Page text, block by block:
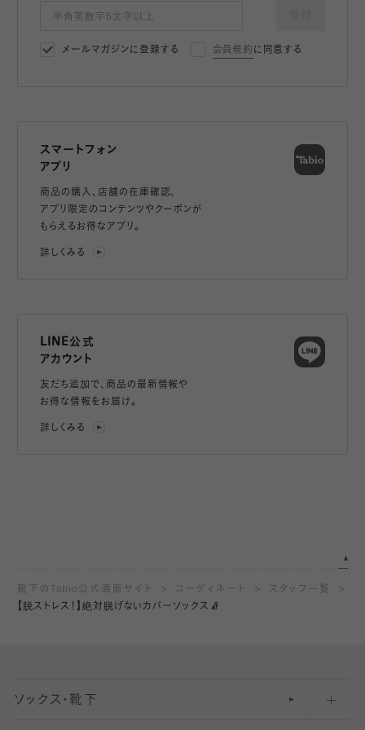
メールマガジンに登録する 会員規約 に同意する
スマートフォン
アプリ
商品の購入、店舗の在庫確認、
アプリ限定のコンテンツやクーポンが
もらえるお得なアプリ。
詳しくみる
LINE公式
アカウント
友だち追加で、 商品の最新情報や
お得な情報をお届け。
詳しくみる
靴下のTabio公式通販サイト コーディネート
スタッフ一覧
【脱ストレス！】絶対脱げないカバーソックス🧦
ソックス・靴下